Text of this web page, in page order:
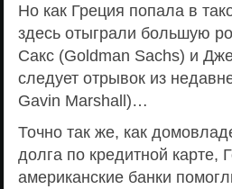
Но как Греция попала в
здесь отыграли большую
Сакс (Goldman Sachs) и
следует отрывок из
Gavin Marshall)…
Точно так же, как
долга по кредитной
американские банки